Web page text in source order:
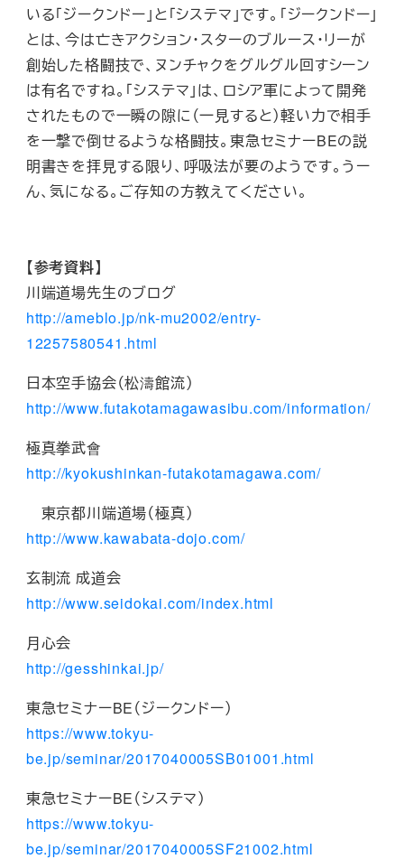
いる「ジークンドー」と「システマ」です。「ジークンドー」
とは、今は亡きアクション・スターのブルース・リーが
創始した格闘技で、ヌンチャクをグルグル回すシーン
は有名ですね。「システマ」は、ロシア軍によって開発
されたもので一瞬の隙に（一見すると）軽い力で相手
を一撃で倒せるような格闘技。東急セミナーBEの説
明書きを拝見する限り、呼吸法が要のようです。うー
ん、気になる。ご存知の方教えてください。
【参考資料】
川端道場先生のブログ
http://ameblo.jp/nk-mu2002/entry-
12257580541.html
日本空手協会（松濤館流）
http://www.futakotamagawasibu.com/information/
極真拳武會
http://kyokushinkan-futakotamagawa.com/
東京都川端道場（極真）
http://www.kawabata-dojo.com/
玄制流 成道会
http://www.seidokai.com/index.html
月心会
http://gesshinkai.jp/
東急セミナーBE（ジークンドー）
https://www.tokyu-
be.jp/seminar/2017040005SB01001.html
東急セミナーBE（システマ）
https://www.tokyu-
be.jp/seminar/2017040005SF21002.html